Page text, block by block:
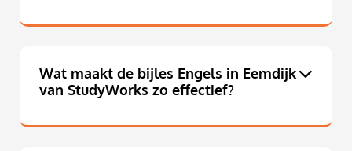
Wat maakt de bijles Engels in Eemdijk
van StudyWorks zo effectief?